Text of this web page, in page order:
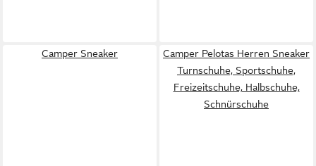
Camper Sneaker
Camper Pelotas Herren Sneaker
Turnschuhe, Sportschuhe,
Freizeitschuhe, Halbschuhe,
Schnürschuhe